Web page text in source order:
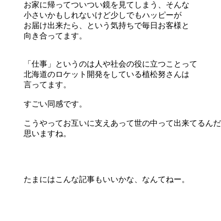
お家に帰ってついつい鏡を見てしまう、そんな
小さいかもしれないけど少しでもハッピーが
お届け出来たら、という気持ちで毎日お客様と
向き合ってます。
「仕事」というのは人や社会の役に立つことって
北海道のロケット開発をしている植松努さんは
言ってます。
すごい同感です。
こうやってお互いに支えあって世の中って出来てるん
思いますね。
たまにはこんな記事もいいかな、なんてねー。